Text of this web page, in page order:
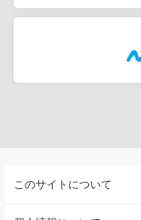
このサイトについて